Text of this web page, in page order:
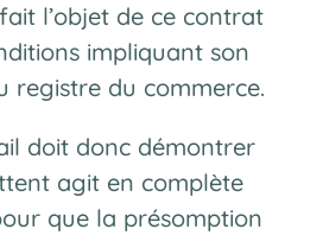
l’objet de ce contrat
impliquant son
registre du commerce.
doit donc démontrer
agit en complète
que la présomption